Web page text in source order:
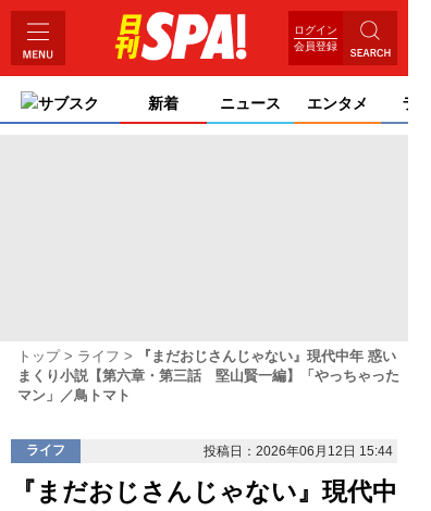
ログイン
会員登録
サブスク 新着 ニュース エンタメ ライ
トップ ライフ
『まだおじさんじゃない』現代中年 惑い
まくり小説【第六章・第三話 堅山賢一編】「やっちゃった
マン」／鳥トマト
ライフ 投稿日：2026年06月12日 15:44
『まだおじさんじゃない』現代中